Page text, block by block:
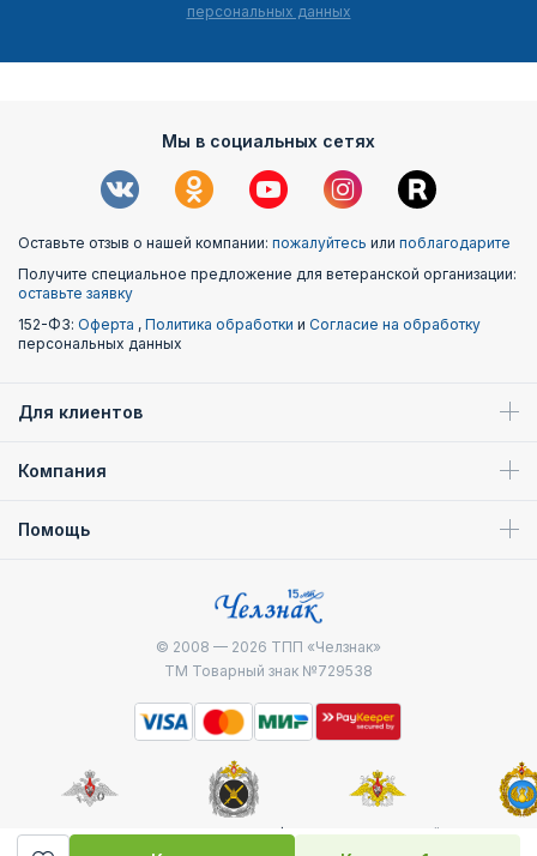
персональных данных
Мы в социальных сетях
Оставьте отзыв о нашей компании: пожалуйтесь или поблагодарите
Получите специальное предложение для ветеранской организации:
оставьте заявку
152-ФЗ: Оферта , Политика обработки и Согласие на обработку
персональных данных
Для клиентов
Компания
Помощь
© 2008 — 2026 ТПП «Челзнак»
ТМ Товарный знак №729538
Министерство
Генштаб ВС РФ
Военно-морской